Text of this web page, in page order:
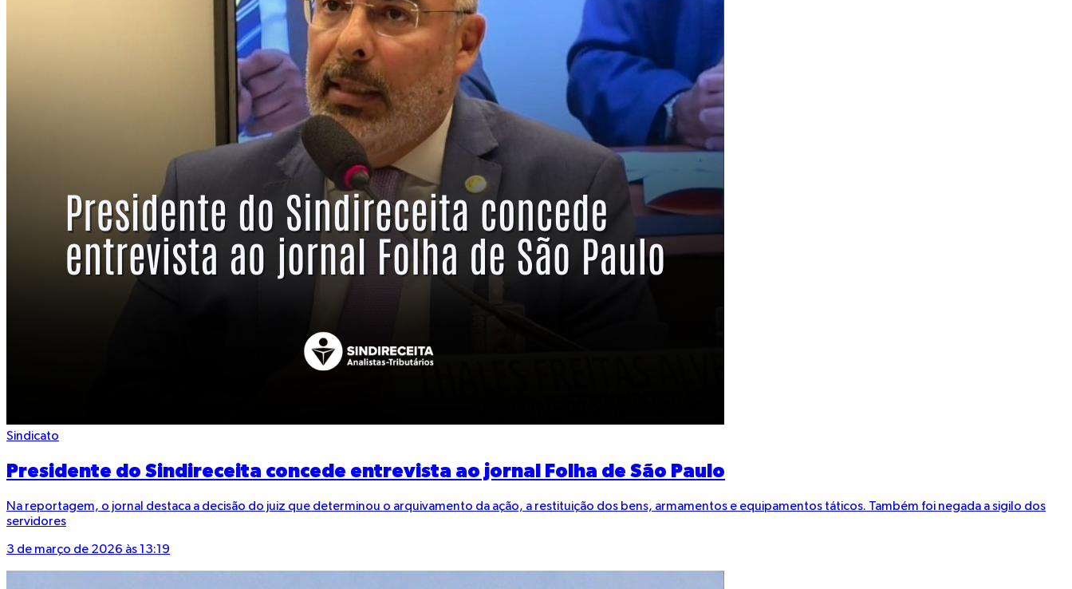
Sindicato
Presidente do Sindireceita concede entrevista ao jornal Folha de São Paulo
Na reportagem, o jornal destaca a decisão do juiz que determinou o arquivamento da ação, a restituição dos bens, armamentos e equipamentos táticos. Também foi negada a sigilo dos
servidores
3 de março de 2026 às 13:19